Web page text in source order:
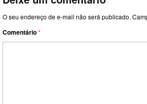
O seu endereço de e-mail não será publicado.
Comentário*